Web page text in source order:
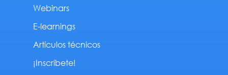
Webinars
E-learnings
Artículos técnicos
¡Inscríbete!